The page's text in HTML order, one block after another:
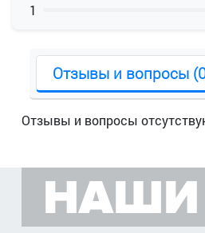
1
Отзывы и вопросы
Отзывы и вопросы
НАШИ